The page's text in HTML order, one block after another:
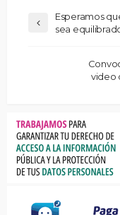
Esperamos
sea
video